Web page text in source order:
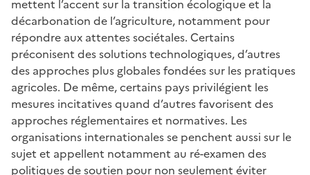
mettent l’accent sur la transition écologique et la
décarbonation de l’agriculture, notamment pour
répondre aux attentes sociétales. Certains
préconisent des solutions technologiques, d’autres
des approches plus globales fondées sur les pratiques
agricoles. De même, certains pays privilégient les
mesures incitatives quand d’autres favorisent des
approches réglementaires et normatives. Les
organisations internationales se penchent aussi sur le
sujet et appellent notamment au ré-examen des
politiques de soutien pour non seulement éviter